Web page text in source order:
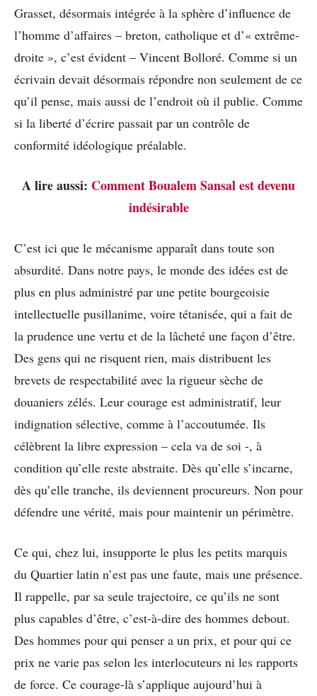
Grasset, désormais intégrée à la sphère d’influence de
l’homme d’affaires – breton, catholique et d’« extrême-
droite », c’est évident – Vincent Bolloré. Comme si un
écrivain devait désormais répondre non seulement de ce
qu’il pense, mais aussi de l’endroit où il publie. Comme
si la liberté d’écrire passait par un contrôle de
conformité idéologique préalable.
A lire aussi: Comment Boualem Sansal est devenu
indésirable
C’est ici que le mécanisme apparaît dans toute son
absurdité. Dans notre pays, le monde des idées est de
plus en plus administré par une petite bourgeoisie
intellectuelle pusillanime, voire tétanisée, qui a fait de
la prudence une vertu et de la lâcheté une façon d’être.
Des gens qui ne risquent rien, mais distribuent les
brevets de respectabilité avec la rigueur sèche de
douaniers zélés. Leur courage est administratif, leur
indignation sélective, comme à l’accoutumée. Ils
célèbrent la libre expression – cela va de soi -, à
condition qu’elle reste abstraite. Dès qu’elle s’incarne,
dès qu’elle tranche, ils deviennent procureurs. Non pour
défendre une vérité, mais pour maintenir un périmètre.
Ce qui, chez lui, insupporte le plus les petits marquis
du Quartier latin n’est pas une faute, mais une présence.
Il rappelle, par sa seule trajectoire, ce qu’ils ne sont
plus capables d’être, c’est-à-dire des hommes debout.
Des hommes pour qui penser a un prix, et pour qui ce
prix ne varie pas selon les interlocuteurs ni les rapports
de force. Ce courage-là s’applique aujourd’hui à